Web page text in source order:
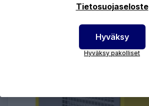
Tietosuojaseloste
Hyväksy
Hyväksy pakolliset